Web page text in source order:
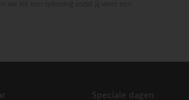
we tot een oplossing zodat jij weer een
Speciale dagen